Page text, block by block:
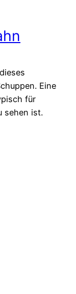
Eine
für
sehen ist.